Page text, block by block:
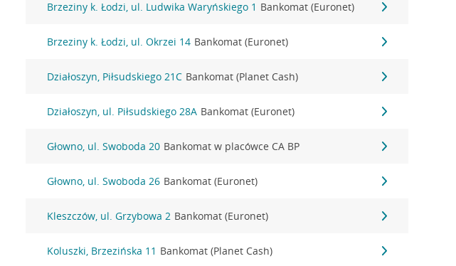
Brzeziny k. Łodzi, ul. Ludwika Waryńskiego 1 Bankomat (Euronet)
Brzeziny k. Łodzi, ul. Okrzei 14 Bankomat (Euronet)
Działoszyn, Piłsudskiego 21C Bankomat (Planet Cash)
Działoszyn, ul. Piłsudskiego 28A Bankomat (Euronet)
Głowno, ul. Swoboda 20 Bankomat w placówce CA BP
Głowno, ul. Swoboda 26 Bankomat (Euronet)
Kleszczów, ul. Grzybowa 2 Bankomat (Euronet)
Koluszki, Brzezińska 11 Bankomat (Planet Cash)